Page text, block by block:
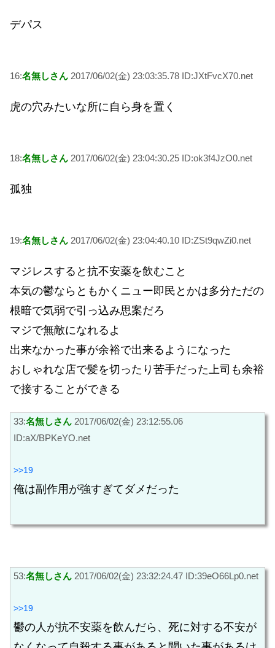
デパス
16:名無しさん 2017/06/02(金) 23:03:35.78 ID:JXtFvcX70.net
虎の穴みたいな所に自ら身を置く
18:名無しさん 2017/06/02(金) 23:04:30.25 ID:ok3f4JzO0.net
孤独
19:名無しさん 2017/06/02(金) 23:04:40.10 ID:ZSt9qwZi0.net
マジレスすると抗不安薬を飲むこと
本気の鬱ならともかくニュー即民とかは多分ただの
根暗で気弱で引っ込み思案だろ
マジで無敵になれるよ
出来なかった事が余裕で出来るようになった
おしゃれな店で髪を切ったり苦手だった上司も余裕
で接することができる
33:名無しさん 2017/06/02(金) 23:12:55.06
ID:aX/BPKeYO.net
>>19
俺は副作用が強すぎてダメだった
53:名無しさん 2017/06/02(金) 23:32:24.47 ID:39eO66Lp0.net
>>19
鬱の人が抗不安薬を飲んだら、死に対する不安が